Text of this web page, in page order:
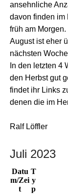
ansehnliche
davon finden im
früh am
August ist eher
nächsten
In den letzten 4
den Herbst gut
findet ihr Links
denen die im
Ralf Löffler
Juli 2023
Datu
m/Zei
t
T
y
p